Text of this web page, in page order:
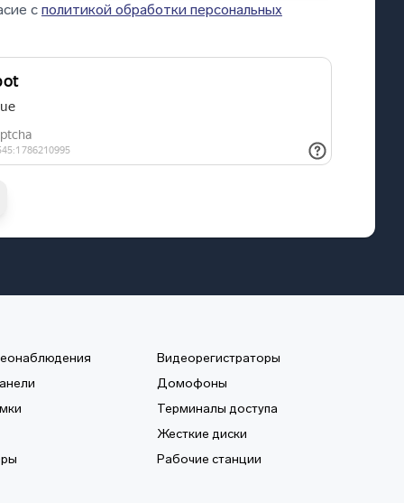
с политикой обработки персональных
Видеорегистраторы
Домофоны
Терминалы доступа
Жесткие диски
Рабочие станции